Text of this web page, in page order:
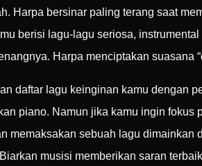
Harpa bersinar paling terang saat
berisi lagu-lagu seriosa,
Harpa menciptakan suasana
daftar lagu keinginan kamu dengan
piano. Namun jika kamu ingin
memaksakan sebuah lagu
musisi memberikan saran